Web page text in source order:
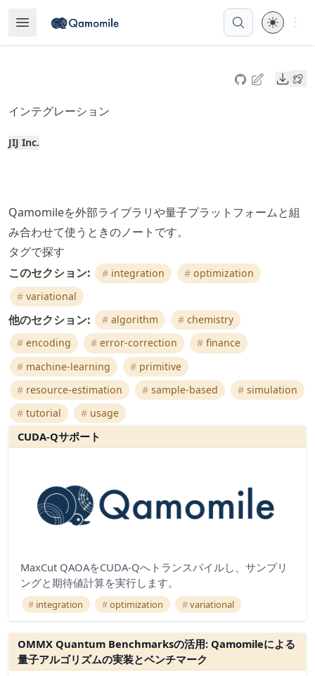
to
article
to
article
content
Open MenuMade with MyST
Open
インテグレーション
JIJ Inc.
Qamomileを外部ライブラリや量子プラットフォームと組
み合わせて使うときのノートです。
タグで探す
このセクション:
integration
optimization
variational
他のセクション: algorithm
chemistry
encoding
error-correction
finance
machine-learning
primitive
resource-estimation
sample-based
simulation
tutorial
usage
CUDA-Qサポート
MaxCut QAOAをCUDA-Qへトランスパイルし、サンプリ
ングと期待値計算を実行します。
integration optimization variational
OMMX Quantum Benchmarksの活用: Qamomileによる
量子アルゴリズムの実装とベンチマーク